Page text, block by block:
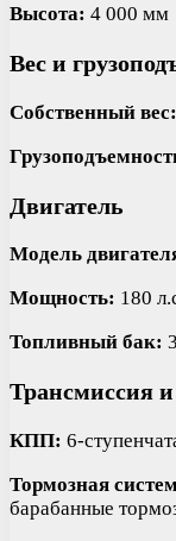
Высота: 4 000 мм
Вес и
Собственный вес:
Двигатель
Модель
Мощность: 180
Топливный бак:
Трансмиссия и
КПП: 6-
Тормозная
барабанные